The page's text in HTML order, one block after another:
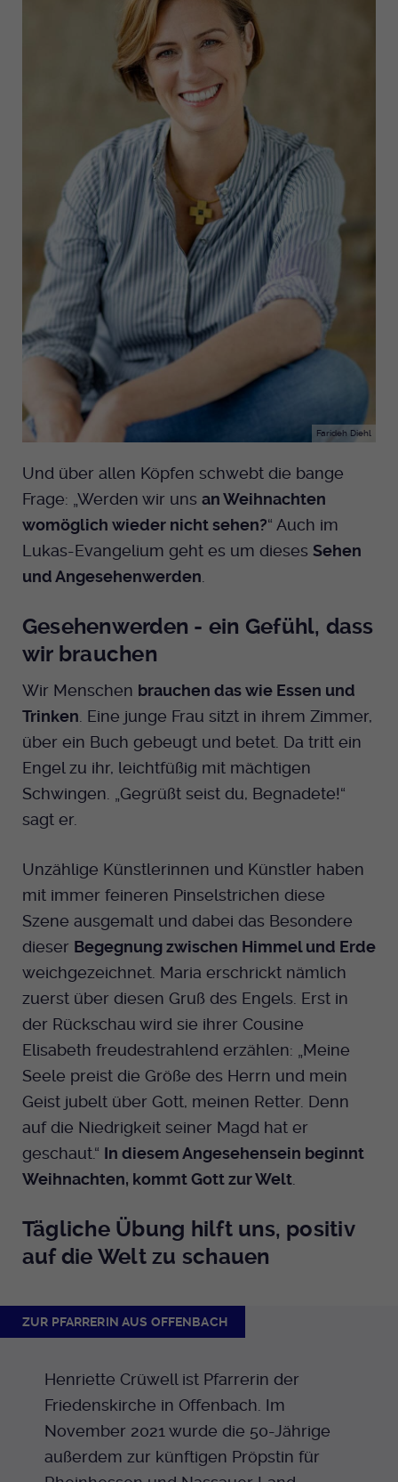
Farideh Diehl
Und über allen Köpfen schwebt die bange
Frage: „Werden wir uns an Weihnachten
womöglich wieder nicht sehen?“ Auch im
Lukas-Evangelium geht es um dieses Sehen
und Angesehenwerden.
Gesehenwerden - ein Gefühl, dass
wir brauchen
Wir Menschen brauchen das wie Essen und
Trinken . Eine junge Frau sitzt in ihrem Zimmer,
über ein Buch gebeugt und betet. Da tritt ein
Engel zu ihr, leichtfüßig mit mächtigen
Schwingen. „Gegrüßt seist du, Begnadete!“
sagt er.
Unzählige Künstlerinnen und Künstler haben
mit immer feineren Pinselstrichen diese
Szene ausgemalt und dabei das Besondere
dieser Begegnung zwischen Himmel und Erde
weichgezeichnet. Maria erschrickt nämlich
zuerst über diesen Gruß des Engels. Erst in
der Rückschau wird sie ihrer Cousine
Elisabeth freudestrahlend erzählen: „Meine
Seele preist die Größe des Herrn und mein
Geist jubelt über Gott, meinen Retter. Denn
auf die Niedrigkeit seiner Magd hat er
geschaut.“ In diesem Angesehensein beginnt
Weihnachten, kommt Gott zur Welt
Tägliche Übung hilft uns, positiv
auf die Welt zu schauen
ZUR PFARRERIN AUS OFFENBACH
Henriette Crüwell ist Pfarrerin der
Friedenskirche in Offenbach. Im
November 2021 wurde die 50-Jährige
außerdem zur künftigen Pröpstin für